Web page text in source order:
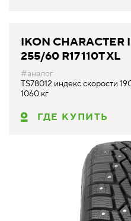
IKON CHARACTER
255/60 R17 110T XL
#аналог
TS78012 индекс скорости
1060 кг
ГДЕ КУПИТЬ